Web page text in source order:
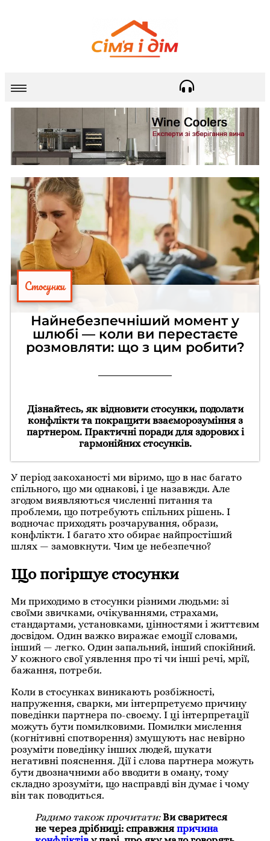
Стосунки
Найнебезпечніший момент у
шлюбі — коли ви перестаєте
розмовляти: що з цим робити?
Дізнайтесь, як відновити стосунки, подолати
конфлікти та покращити взаєморозуміння з
партнером. Практичні поради для здорових і
гармонійних стосунків.
У період закоханості ми віримо, що в нас багато
спільного, що ми однакові, і це назавжди. Але
згодом виявляються численні питання та
проблеми, що потребують спільних рішень. І
водночас приходять розчарування, образи,
конфлікти. І багато хто обирає найпростіший
шлях — замовкнути. Чим це небезпечно?
Що погіршує стосунки
Ми приходимо в стосунки різними людьми: зі
своїми звичками, очікуваннями, страхами,
стандартами, установками, цінностями і життєвим
досвідом. Один важко виражає емоції словами,
інший — легко. Один запальний, інший спокійний.
У кожного свої уявлення про ті чи інші речі, мрії,
бажання, потреби.
Коли в стосунках виникають розбіжності,
напруження, сварки, ми інтерпретуємо причину
поведінки партнера по-своєму. І ці інтерпретації
можуть бути помилковими. Помилки мислення
(когнітивні спотворення) змушують нас невірно
розуміти поведінку інших людей, шукати
негативні пояснення. Дії і слова партнера можуть
бути двозначними або вводити в оману, тому
складно зрозуміти, що насправді він думає і чому
він так поводиться.
Радимо також прочитати:Ви сваритеся
не через дрібниці: справжня причина